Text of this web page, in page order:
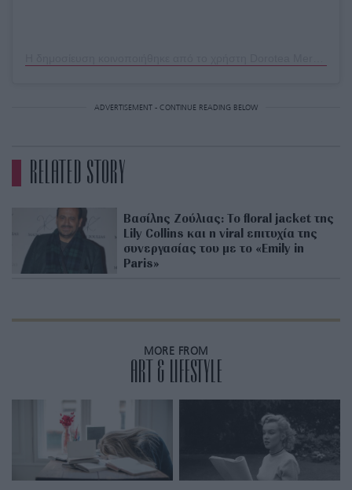
ADVERTISEMENT - CONTINUE READING BELOW
RELATED STORY
Βασίλης Ζούλιας: Το floral jacket της
Lily Collins και η viral επιτυχία της
συνεργασίας του με το «Emily in
Paris»
MORE FROM
ART & LIFESTYLE